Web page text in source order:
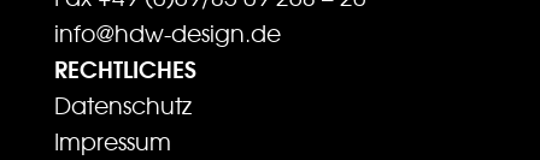
info@hdw-design.de
RECHTLICHES
Datenschutz
Impressum